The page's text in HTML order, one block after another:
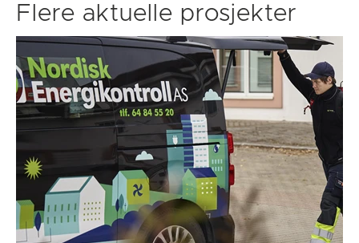
Flere aktuelle prosjekter